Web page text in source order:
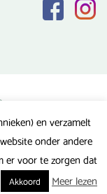
en verzamelt
onder andere
er voor te zorgen dat
Akkoord Meer lezen